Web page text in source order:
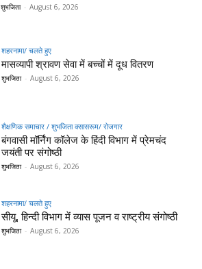
शुभजिता - August 6, 2026
शहरनामा/ चलते हुए
मासव्यापी श्रावण सेवा में बच्चों में दूध वितरण
शुभजिता - August 6, 2026
शैक्षणिक समाचार / शुभजिता क्सासरूम/ रोजगार
बंगवासी मॉर्निंग कॉलेज के हिंदी विभाग में प्रेमचंद
जयंती पर संगोष्ठी
शुभजिता - August 6, 2026
शहरनामा/ चलते हुए
सीयू, हिन्दी विभाग में व्यास पूजन व राष्ट्रीय संगोष्ठी
शुभजिता - August 6, 2026